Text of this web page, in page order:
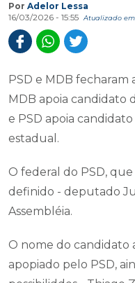
Por Adelor Lessa
16/03/2026 - 15:55
Atualizado em
PSD e MDB fecharam
MDB apoia candidato
e PSD apoia
estadual.
O federal do PSD,
definido - deputado
Assembléia.
O nome do candidato
apopiado pelo PSD,